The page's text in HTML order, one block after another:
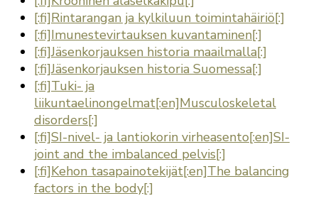
[:fi]Rintarangan ja kylkiluun toimintahäiriö[:]
[:fi]Imunestevirtauksen kuvantaminen[:]
[:fi]Jäsenkorjauksen historia maailmalla[:]
[:fi]Jäsenkorjauksen historia Suomessa[:]
[:fi]Tuki- ja
liikuntaelinongelmat[:en]Musculoskeletal
disorders[:]
[:fi]SI-nivel- ja lantiokorin virheasento[:en]SI-
joint and the imbalanced pelvis[:]
[:fi]Kehon tasapainotekijät[:en]The balancing
factors in the body[:]